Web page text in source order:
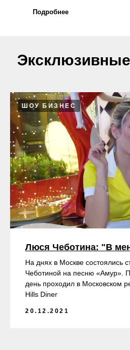
Подробнее
ШОУ БИЗНЕС
Люся Чеботина: "В
На днях в Москве состоялись
Чеботиной на песню «Амур».
день проходил в Московском
Hills Diner
20.12.2021